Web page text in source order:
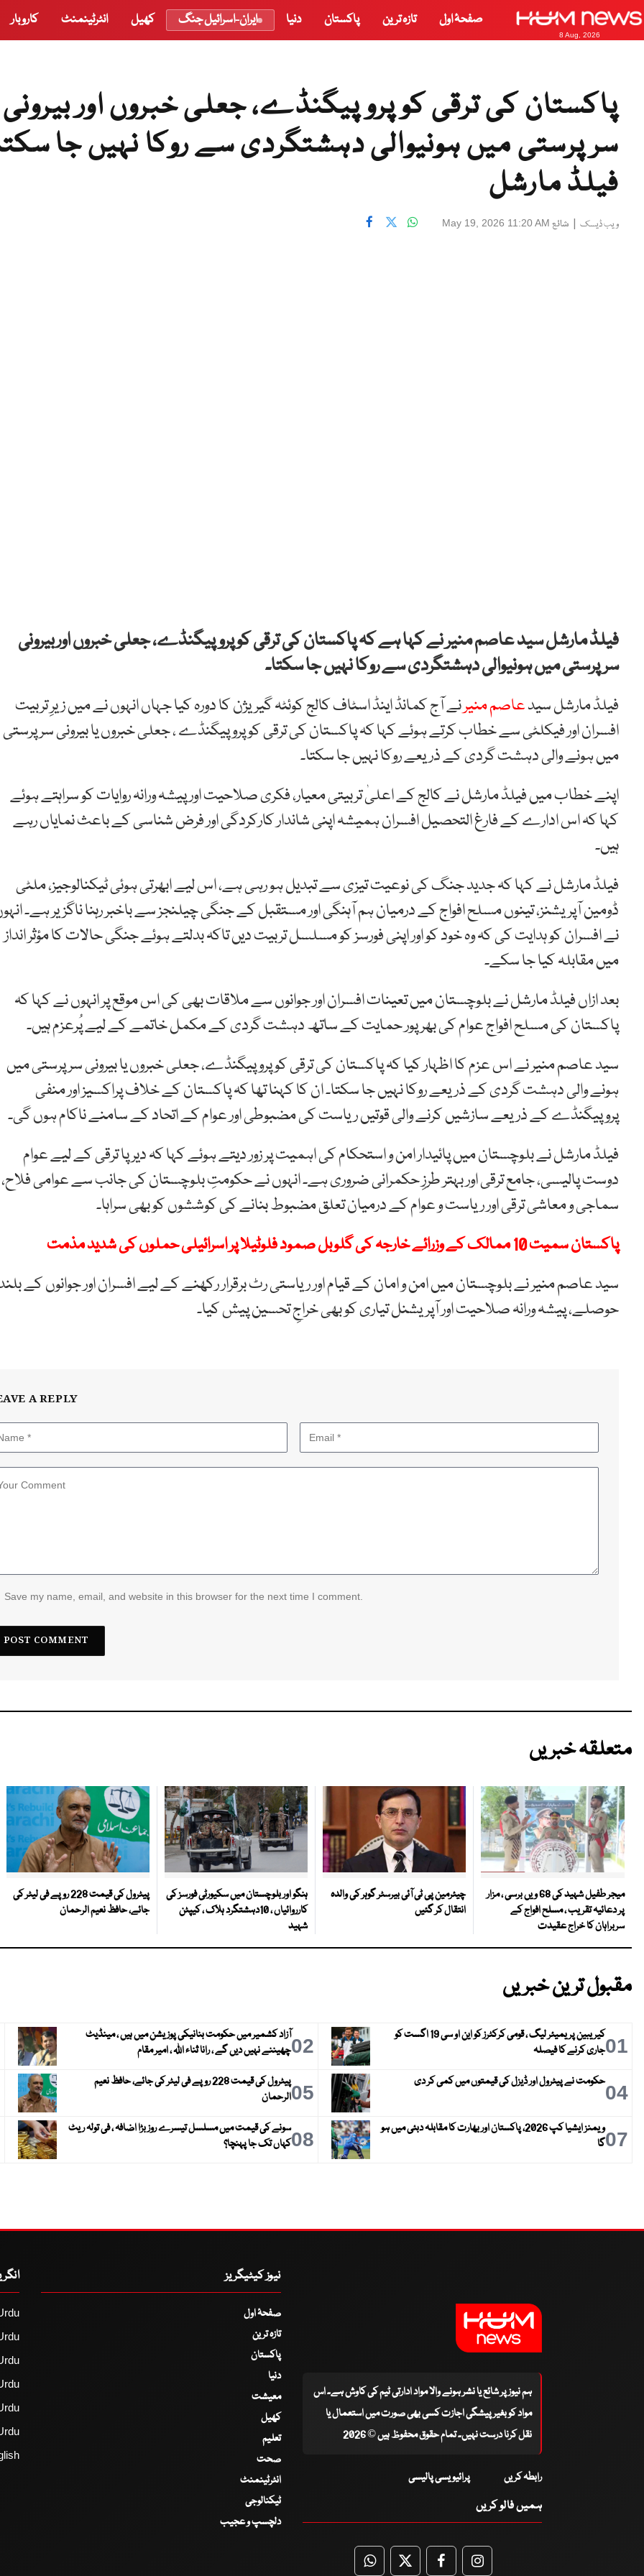
8 Aug, 2026
صفحۂ اول تازہ ترین پاکستان دنیا ایران-اسرائیل جنگ کھیل انٹرٹینمنٹ کاروبار
پاکستان کی ترقی کو پروپیگنڈے، جعلی خبروں اور بیرونی
سرپرستی میں ہونیوالی دہشتگردی سے روکا نہیں جا
فیلڈ مارشل
ویب ڈیسک | شائع May 19, 2026 11:20 AM
فیلڈ مارشل سید عاصم منیر نے کہا ہے کہ پاکستان کی ترقی کو پروپیگنڈے، جعلی خبروں اوربیرونی
سرپرستی میں ہونیوالی دہشتگردی سے روکا نہیں جا سکتا۔
فیلڈ مارشل سیدعاصم منیرنے آج کمانڈ اینڈ اسٹاف کالج کوئٹہ گیریژن کا دورہ کیا جہاں انہوں نے میں زیرِ تربیت
افسران اور فیکلٹی سے خطاب کرتے ہوئے کہا کہ پاکستان کی ترقی کو پروپیگنڈے ، جعلی خبروں یا بیرونی سرپرستی
میں ہونے والی دہشت گردی کے ذریعے روکا نہیں جا سکتا۔
اپنے خطاب میں فیلڈ مارشل نے کالج کے اعلیٰ تربیتی معیار، فکری صلاحیت اور پیشہ ورانہ روایات کو سراہتے ہوئے
کہا کہ اس ادارے کے فارغ التحصیل افسران ہمیشہ اپنی شاندار کارکردگی اور فرض شناسی کے باعث نمایاں رہے
ہیں۔
فیلڈ مارشل نے کہا کہ جدید جنگ کی نوعیت تیزی سے تبدیل ہو رہی ہے، اس لیے ابھرتی ہوئی ٹیکنالوجیز، ملٹی
ڈومین آپریشنز، تینوں مسلح افواج کے درمیان ہم آہنگی اور مستقبل کے جنگی چیلنجز سے باخبر رہنا ناگزیر ہے۔
نے افسران کو ہدایت کی کہ وہ خود کو اور اپنی فورسز کو مسلسل تربیت دیں تاکہ بدلتے ہوئے جنگی حالات کا مؤثر انداز
میں مقابلہ کیا جا سکے۔
بعد ازاں فیلڈ مارشل نے بلوچستان میں تعینات افسران اور جوانوں سے ملاقات بھی کی اس موقع پر انہوں نے کہا کہ
پاکستان کی مسلح افواج عوام کی بھرپور حمایت کے ساتھ دہشت گردی کے مکمل خاتمے کے لیے پُرعزم ہیں۔
سید عاصم منیر نے اس عزم کا اظہار کیا کہ پاکستان کی ترقی کو پروپیگنڈے، جعلی خبروں یا بیرونی سرپرستی میں
ہونے والی دہشت گردی کے ذریعے روکا نہیں جا سکتا۔ ان کا کہنا تھا کہ پاکستان کے خلاف پراکسیز اور منفی
پروپیگنڈے کے ذریعے سازشیں کرنے والی قوتیں ریاست کی مضبوطی اور عوام کے اتحاد کے سامنے ناکام ہوں گی۔
فیلڈ مارشل نے بلوچستان میں پائیدار امن و استحکام کی اہمیت پر زور دیتے ہوئے کہا کہ دیرپا ترقی کے لیے عوام
دوست پالیسی، جامع ترقی اور بہتر طرزِ حکمرانی ضروری ہے۔ انہوں نے حکومتِ بلوچستان کی جانب سے عوامی فلاح،
سماجی و معاشی ترقی اور ریاست و عوام کے درمیان تعلق مضبوط بنانے کی کوششوں کو بھی سراہا۔
پاکستان سمیت 10 ممالک کے وزرائے خارجہ کی گلوبل صمود فلوٹیلا پر اسرائیلی حملوں کی شدید مذمت
سید عاصم منیر نے بلوچستان میں امن و امان کے قیام اور ریاستی رٹ برقرار رکھنے کے لیے افسران اور جوانوں کے
حوصلے، پیشہ ورانہ صلاحیت اور آپریشنل تیاری کو بھی خراجِ تحسین پیش کیا۔
A REPLY
Save my name, email, and website in this browser for the next time I comment.
متعلقہ خبریں
میجر طفیل شہید کی 68 ویں برسی ، مزار
پر دعائیہ تقریب ، مسلح افواج کے
سربراہان کا خراج عقیدت
چیئرمین پی ٹی آئی بیرسٹر گوہر کی والدہ
انتقال کر گئیں
ہنگو اور بلوچستان میں سکیورٹی فورسز کی
کارروائیاں ، 10دہشتگرد ہلاک ، کیپٹن
شہید
پیٹرول کی قیمت 228 روپے فی لیٹر کی
جائے، حافظ نعیم الرحمان
مقبول ترین خبریں
01
کیریبین پریمیئر لیگ ، قومی کرکٹرز کو این او سی 19 اگست کو
جاری کرنے کا فیصلہ
02آزاد کشمیر میں حکومت بنانیکی پوزیشن میں ہیں ، مینڈیٹ
چھیننے نہیں دیں گے ، رانا ثناء اللہ ، امیر مقام
04حکومت نے پیٹرول اور ڈیزل کی قیمتوں میں کمی کر دی 05
پیٹرول کی قیمت 228 روپے فی لیٹر کی جائے، حافظ نعیم
الرحمان
07
ویمنز ایشیا کپ 2026، پاکستان اور بھارت کا مقابلہ دبئی میں ہو
گا
08سونے کی قیمت میں مسلسل تیسرے روز بڑا اضافہ ، فی تولہ ریٹ
کہاں تک جا پہنچا؟
ہم نیوز پر شائع یا نشر ہونے والا مواد ادارتی ٹیم کی کاوش ہے۔ اس
مواد کو بغیر پیشگی اجازت کسی بھی صورت میں استعمال یا
نقل کرنا درست نہیں۔ تمام حقوق محفوظ ہیں © 2026
رابطہ کریں پرائیویسی پالیسی
ہمیں فالو کریں
WhatsApp
TwitterFacebookFacebook
نیوز کیٹیگریز
صفحۂ اول
تازہ ترین
پاکستان
دنیا
معیشت
کھیل
تعلیم
صحت
انٹرٹینمنٹ
ٹیکنالوجی
دلچسپ و عجیب